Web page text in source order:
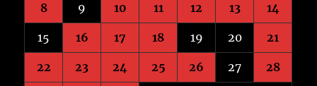
8 9 10 11 12 13 14
15 16 17 18 19 20 21
22 23 24 25 26 27 28